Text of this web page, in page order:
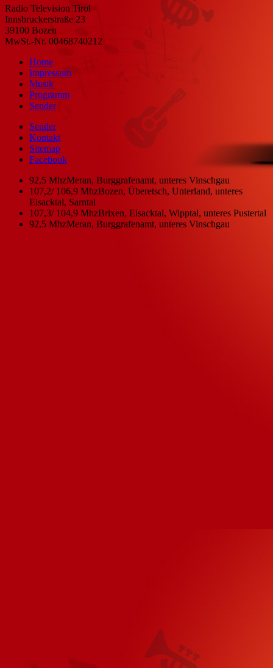
Radio Television Tirol
Innsbruckerstraße 23
39100 Bozen
MwSt.-Nr. 00468740212
Home
Impressum
Musik
Programm
Sender
Sender
Kontakt
Sitemap
Facebook
92,5 MhzMeran, Burggrafenamt, unteres Vinschgau
107,2/ 106,9 MhzBozen, Überetsch, Unterland, unteres
Eisacktal, Sarntal
107,3/ 104,9 MhzBrixen, Eisacktal, Wipptal, unteres Pustertal
92,5 MhzMeran, Burggrafenamt, unteres Vinschgau